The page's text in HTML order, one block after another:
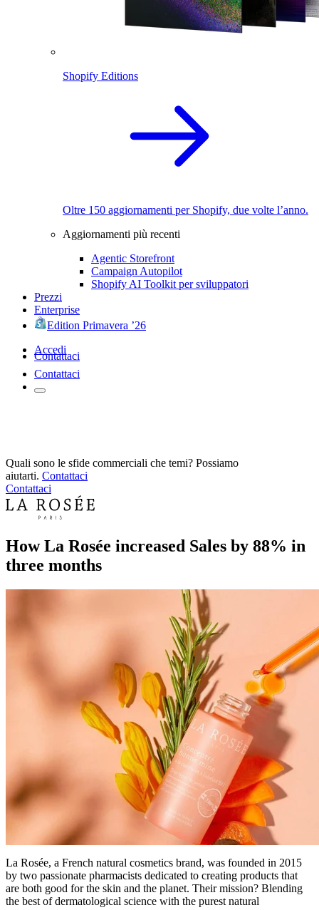
Shopify Editions
Oltre 150 aggiornamenti per Shopify, due volte l’anno.
Aggiornamenti più recenti
Agentic Storefront
Campaign Autopilot
Shopify AI Toolkit per sviluppatori
Prezzi
Enterprise
Edition Primavera ’26
Accedi
Contattaci
Contattaci
Quali sono le sfide commerciali che temi? Possiamo
aiutarti. Contattaci
Contattaci
How La Rosée increased Sales by 88% in
three months
La Rosée, a French natural cosmetics brand, was founded in 2015
by two passionate pharmacists dedicated to creating products that
are both good for the skin and the planet. Their mission? Blending
the best of dermatological science with the purest natural